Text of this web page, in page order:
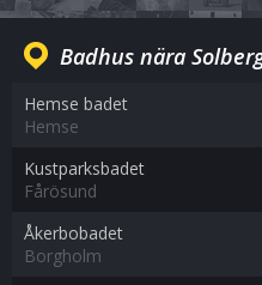
Badhus nära
Hemse badet
Hemse
Kustparksbadet
Fårösund
Åkerbobadet
Borgholm